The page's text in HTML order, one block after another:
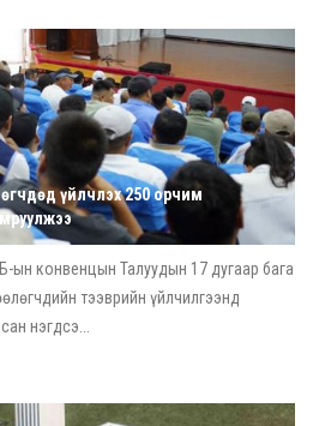
үйлчлэх 250 орчим
ын конвенцын Талуудын 17 дугаар бага
тээврийн үйлчилгээнд
нэгдсэ...